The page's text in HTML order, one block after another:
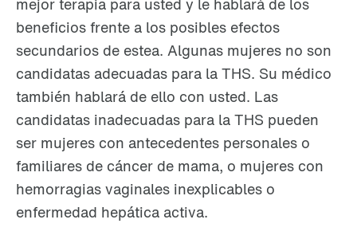
beneficios frente a los posibles efectos
secundarios de estea. Algunas mujeres no son
candidatas adecuadas para la THS. Su médico
también hablará de ello con usted. Las
candidatas inadecuadas para la THS pueden
ser mujeres con antecedentes personales o
familiares de cáncer de mama, o mujeres con
hemorragias vaginales inexplicables o
enfermedad hepática activa.